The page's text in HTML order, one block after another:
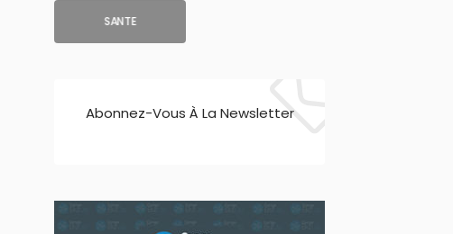
SANTE
Abonnez-Vous À La Newsletter